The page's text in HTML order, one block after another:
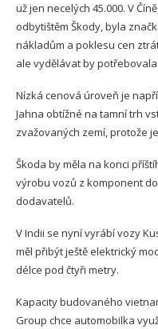
už jen necelých 45.000. V
odbytištěm Škody, byla
nákladům a poklesu cen
ale vydělávat by
Nízká cenová úroveň je
Jahna obtížné na tamní trh
zvažovaných zemí, protože
Škoda by měla na konci
výrobu vozů z komponent
dodavatelů.
V Indii se nyní vyrábí vozy
měl přibýt ještě elektrický
délce pod čtyři metry.
Kapacity budovaného
Group chce automobilka